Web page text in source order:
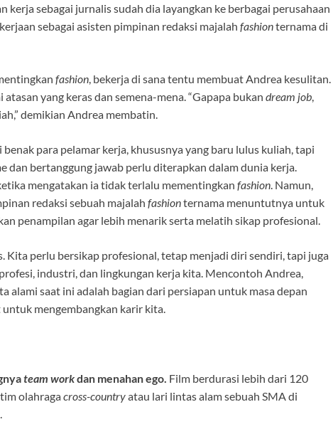
kerja sebagai jurnalis sudah dia layangkan ke berbagai perusahaan
sebagai asisten pimpinan redaksi majalah fashionternama di
fashion, bekerja di sana tentu membuat Andrea kesulitan.
yang keras dan semena-mena. “Gapapa bukan dream job,
demikian Andrea membatin.
para pelamar kerja, khususnya yang baru lulus kuliah, tapi
dan bertanggung jawab perlu diterapkan dalam dunia kerja.
mengatakan ia tidak terlalu mementingkan fashion. Namun,
redaksi sebuah majalah fashionternama menuntutnya untuk
penampilan agar lebih menarik serta melatih sikap profesional.
Kita perlu bersikap profesional, tetap menjadi diri sendiri, tapi juga
industri, dan lingkungan kerja kita. Mencontoh Andrea,
alami saat ini adalah bagian dari persiapan untuk masa depan
mengembangkan karir kita.
team workdan menahan ego. Film berdurasi lebih dari 120
olahragacross-countryatau lari lintas alam sebuah SMA di